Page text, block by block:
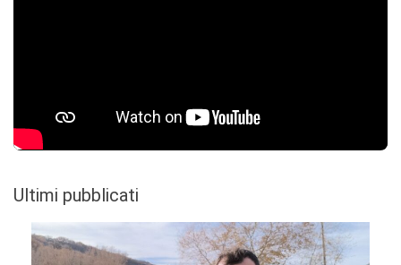
Ultimi pubblicati